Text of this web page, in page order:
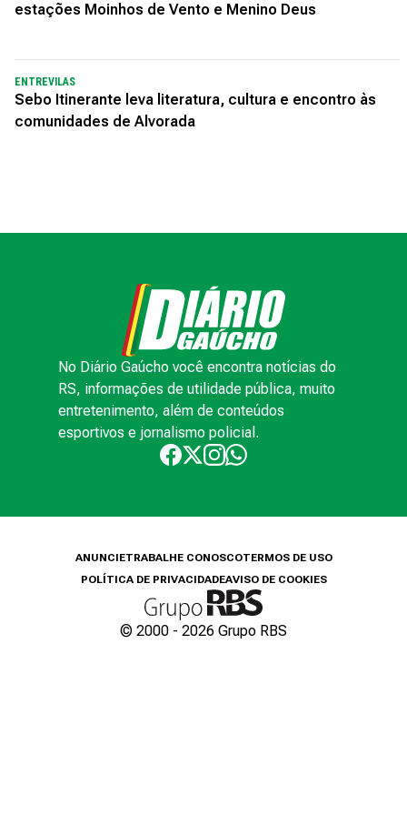
estações Moinhos de Vento e Menino Deus
ENTREVILAS
Sebo Itinerante leva literatura, cultura e encontro às
comunidades de Alvorada
No Diário Gaúcho você encontra notícias do
RS, informações de utilidade pública, muito
entretenimento, além de conteúdos
esportivos e jornalismo policial.
ANUNCIETRABALHE CONOSCOTERMOS DE USO
POLÍTICA DE PRIVACIDADEAVISO DE COOKIES
© 2000 - 2026 Grupo RBS